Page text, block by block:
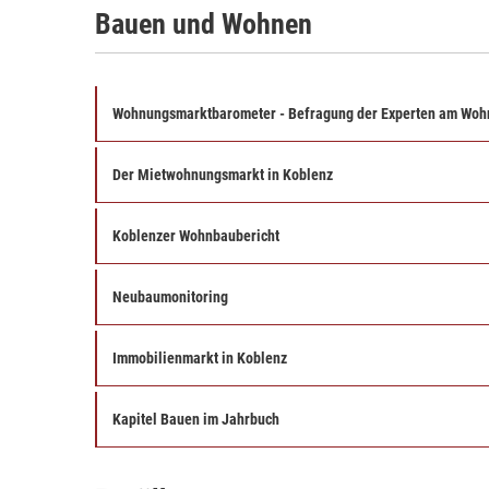
Bauen und Wohnen
Wohnungsmarktbarometer - Befragung der Experten am
Der Mietwohnungsmarkt in Koblenz
Koblenzer Wohnbaubericht
Neubaumonitoring
Immobilienmarkt in Koblenz
Kapitel Bauen im Jahrbuch